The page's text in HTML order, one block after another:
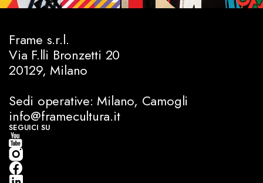
Frame s.r.l.
Via F.lli Bronzetti 20
20129, Milano
Sedi operative: Milano, Camogli
info@framecultura.it
SEGUICI SU